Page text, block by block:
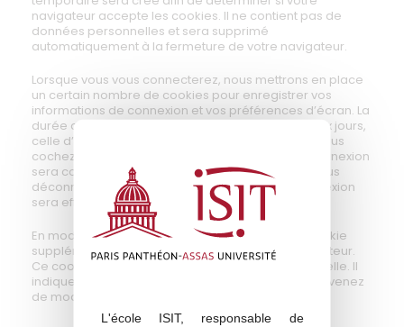
L'école ISIT, responsable de
navigateur accepte les cookies. Il ne contient pas de
données personnelles et sera supprimé
automatiquement à la fermeture de votre navigateur.
Lorsque vous vous connecterez, nous mettrons en place
un certain nombre de cookies pour enregistrer vos
informations de connexion et vos préférences d’écran. La
durée de vie d’un cookie de connexion est de deux jours,
celle d’un cookie d’option d’écran est d’un an. Si vous
cochez « Se souvenir de moi », votre cookie de connexion
sera conservé pendant deux semaines. Si vous vous
déconnectez de votre compte, le cookie de connexion
sera effacé.
En modifiant ou en publiant une publication, un cookie
supplémentaire sera enregistré dans votre navigateur.
Ce cookie ne comprend aucune donnée personnelle. Il
indique simplement l’ID de la publication que vous venez
de modifier. Il expire au bout d’un jour.